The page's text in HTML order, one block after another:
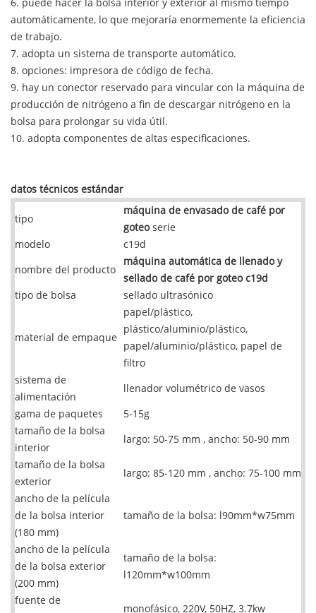
automáticamente, lo que mejoraría enormemente la eficiencia
de trabajo.
7. adopta un sistema de transporte automático.
8. opciones: impresora de código de fecha.
9. hay un conector reservado para vincular con la máquina de
producción de nitrógeno a fin de descargar nitrógeno en la
bolsa para prolongar su vida útil.
10. adopta componentes de altas especificaciones.
datos técnicos estándar
tipo
máquina de envasado de café por
goteoserie
modelo
c19d
nombre del producto
máquina automática de llenado y
sellado de café por goteo c19d
tipo de bolsa
sellado ultrasónico
material de empaque
papel/plástico,
plástico/aluminio/plástico,
papel/aluminio/plástico, papel de
filtro
sistema de
alimentación
llenador volumétrico de vasos
gama de paquetes
5-15g
tamaño de la bolsa
interior
largo: 50-75 mm , ancho: 50-90 mm
tamaño de la bolsa
exterior
largo: 85-120 mm , ancho: 75-100 mm
ancho de la película
de la bolsa interior
(180 mm)
tamaño de la bolsa: l90mm*w75mm
ancho de la película
de la bolsa exterior
(200 mm)
tamaño de la bolsa:
l120mm*w100mm
fuente de
monofásico, 220V, 50HZ, 3.7kw